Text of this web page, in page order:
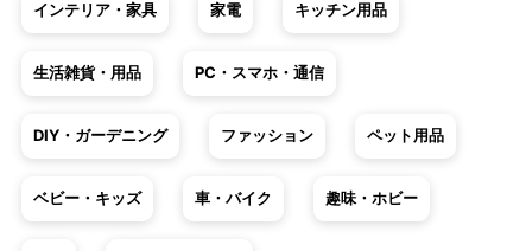
インテリア・家具 家電 キッチン用品
生活雑貨・用品 PC・スマホ・通信
DIY・ガーデニング ファッション ペット用品
ベビー・キッズ 車・バイク 趣味・ホビー